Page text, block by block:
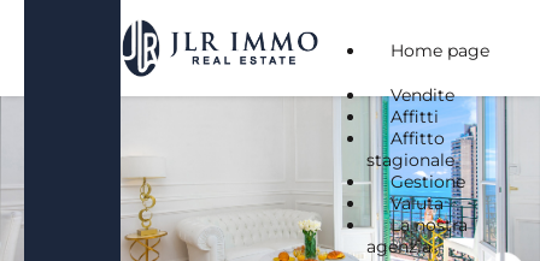
Home page
Vendite
Affitti
Affitto
stagionale
Gestione
Valuta
La nostra
agenzia